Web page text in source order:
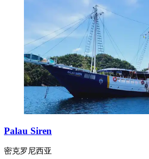
Palau Siren
密克罗尼西亚